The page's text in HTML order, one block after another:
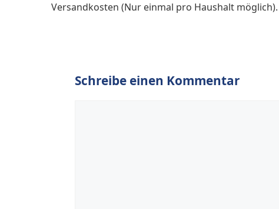
Versandkosten (Nur einmal pro Haushalt
Schreibe einen Kommentar